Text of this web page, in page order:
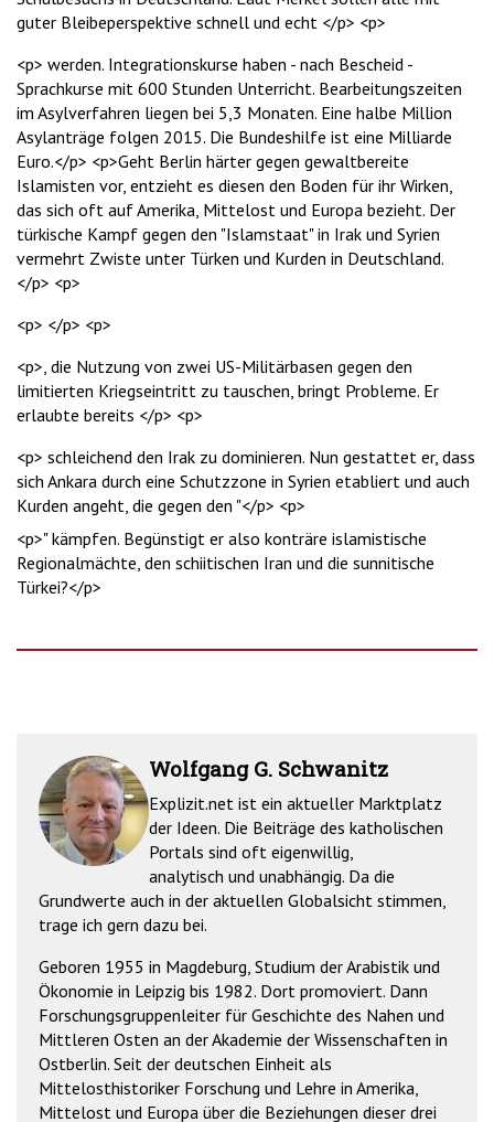
guter Bleibeperspektive schnell und echt </p> <p>
<p> werden. Integrationskurse haben - nach Bescheid -
Sprachkurse mit 600 Stunden Unterricht. Bearbeitungszeiten
im Asylverfahren liegen bei 5,3 Monaten. Eine halbe Million
Asylanträge folgen 2015. Die Bundeshilfe ist eine Milliarde
Euro.</p> <p>Geht Berlin härter gegen gewaltbereite
Islamisten vor, entzieht es diesen den Boden für ihr Wirken,
das sich oft auf Amerika, Mittelost und Europa bezieht. Der
türkische Kampf gegen den "Islamstaat" in Irak und Syrien
vermehrt Zwiste unter Türken und Kurden in Deutschland.
</p> <p>
<p> </p> <p>
<p>, die Nutzung von zwei US-Militärbasen gegen den
limitierten Kriegseintritt zu tauschen, bringt Probleme. Er
erlaubte bereits </p> <p>
<p> schleichend den Irak zu dominieren. Nun gestattet er, dass
sich Ankara durch eine Schutzzone in Syrien etabliert und auch
Kurden angeht, die gegen den "</p> <p>
<p>" kämpfen. Begünstigt er also konträre islamistische
Regionalmächte, den schiitischen Iran und die sunnitische
Türkei?</p>
Wolfgang G. Schwanitz
Explizit.net ist ein aktueller Marktplatz
der Ideen. Die Beiträge des katholischen
Portals sind oft eigenwillig,
analytisch und unabhängig. Da die
Grundwerte auch in der aktuellen Globalsicht stimmen,
trage ich gern dazu bei.
Geboren 1955 in Magdeburg, Studium der Arabistik und
Ökonomie in Leipzig bis 1982. Dort promoviert. Dann
Forschungsgruppenleiter für Geschichte des Nahen und
Mittleren Osten an der Akademie der Wissenschaften in
Ostberlin. Seit der deutschen Einheit als
Mittelosthistoriker Forschung und Lehre in Amerika,
Mittelost und Europa über die Beziehungen dieser drei